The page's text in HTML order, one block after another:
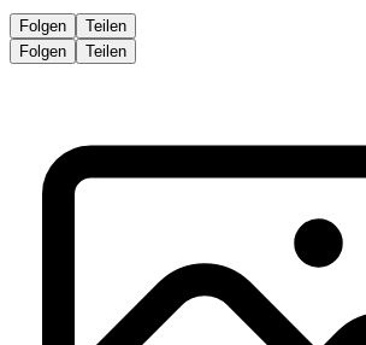
Folgen
Teilen
Folgen
Teilen